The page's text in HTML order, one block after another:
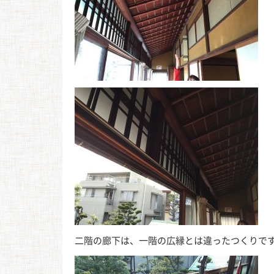
二階の廊下は、一階の広縁とは違ったつくりで